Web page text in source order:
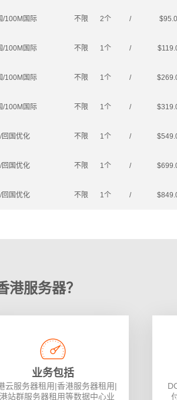
/100M国际 不限 2个 /
/100M国际 不限 1个 /
/100M国际 不限 1个 /
/100M国际 不限 1个 /
回国优化 不限 1个 /
回国优化 不限 1个 /
回国优化 不限 1个 /
港服务器？
业务包括
云服务器租用|香港服务器租用|
站群服务器租用等数据中心业